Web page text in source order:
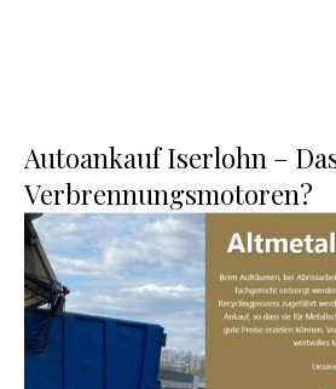
Autoankauf Iserlohn –
Verbrennungsmotoren?